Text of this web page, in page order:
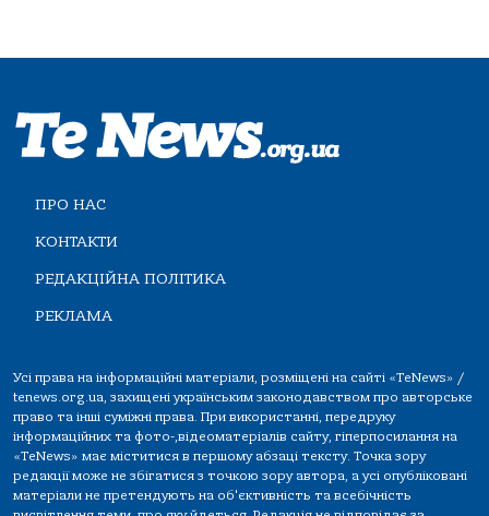
ПРО НАС
КОНТАКТИ
РЕДАКЦІЙНА ПОЛІТИКА
РЕКЛАМА
Усі права на інформаційні матеріали, розміщені на сайті «TeNews» /
tenews.org.ua, захищені українським законодавством про авторське
право та інші суміжні права. При використанні, передруку
інформаційних та фото-,відеоматеріалів сайту, гіперпосилання на
«TeNews» має міститися в першому абзаці тексту. Точка зору
редакції може не збігатися з точкою зору автора, а усі опубліковані
матеріали не претендують на об'єктивність та всебічність